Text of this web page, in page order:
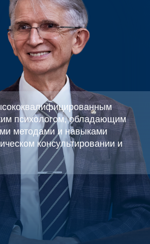
психологом, обладающим
методами и навыками
консультировании и